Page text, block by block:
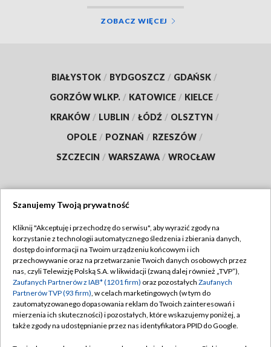
ZOBACZ WIĘCEJ
BIAŁYSTOK / BYDGOSZCZ / GDAŃSK /
GORZÓW WLKP. / KATOWICE / KIELCE /
KRAKÓW / LUBLIN / ŁÓDŹ / OLSZTYN /
OPOLE / POZNAŃ / RZESZÓW /
SZCZECIN / WARSZAWA / WROCŁAW
TVP
Abonament TVP
Emisja w TVP
Centrum informacji TVP
Naziemna Telewizja Cyfrowa
Regulamin TVP
Polityka prywatności
Moje zgody
Pomoc
Szanujemy Twoją prywatność
Kliknij "Akceptuję i przechodzę do serwisu", aby wyrazić zgody na
korzystanie z technologii automatycznego śledzenia i zbierania danych,
dostęp do informacji na Twoim urządzeniu końcowym i ich
przechowywanie oraz na przetwarzanie Twoich danych osobowych przez
nas, czyli Telewizję Polską S.A. w likwidacji (zwaną dalej również „TVP”),
Zaufanych Partnerów z IAB* (1201 firm) oraz pozostałych Zaufanych
Partnerów TVP (93 firm), w celach marketingowych (w tym do
zautomatyzowanego dopasowania reklam do Twoich zainteresowań i
mierzenia ich skuteczności) i pozostałych, które wskazujemy poniżej, a
także zgody na udostępnianie przez nas identyfikatora PPID do Google.